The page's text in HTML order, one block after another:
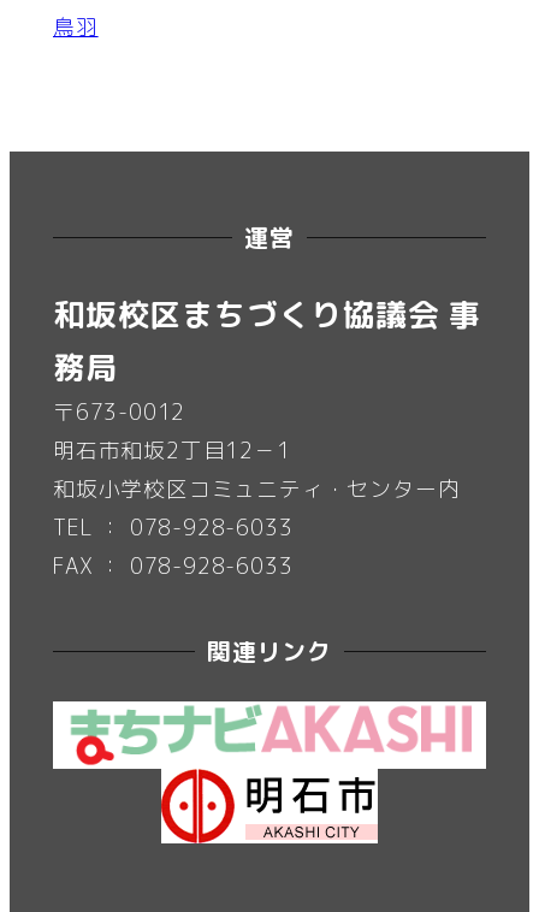
鳥羽
運営
和坂校区まちづくり協議会 事
務局
〒673-0012
明石市和坂2丁目12－1
和坂小学校区コミュニティ・センター内
TEL ： 078-928-6033
FAX ： 078-928-6033
関連リンク